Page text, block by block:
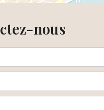
nous